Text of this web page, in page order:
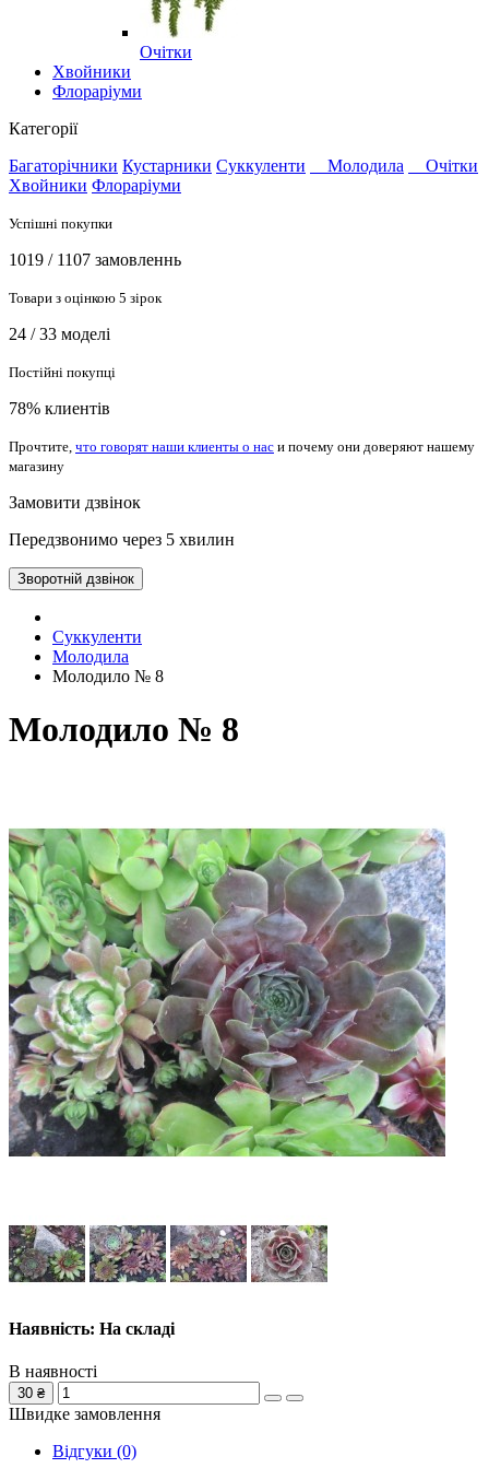
Очітки
Хвойники
Флораріуми
Категорії
Багаторічники Кустарники Суккуленти Молодила
Очітки
Хвойники Флораріуми
Успішні покупки
1019 / 1107 замовленнь
Товари з оцінкою 5 зірок
24 / 33 моделі
Постійні покупці
78% клиентів
Прочтите, что говорят наши клиенты о нас и почему они доверяют нашему
магазину
Замовити дзвінок
Передзвонимо через 5 хвилин
Зворотній дзвінок
Суккуленти
Молодила
Молодило № 8
Молодило № 8
Наявність: На складі
В наявності
30 ₴
Швидке замовлення
Відгуки (0)